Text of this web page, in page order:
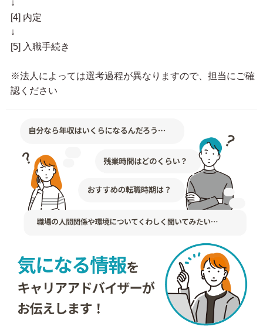
↓
[4] 内定
↓
[5] 入職手続き
※法人によっては選考過程が異なりますので、担当にご確
認ください